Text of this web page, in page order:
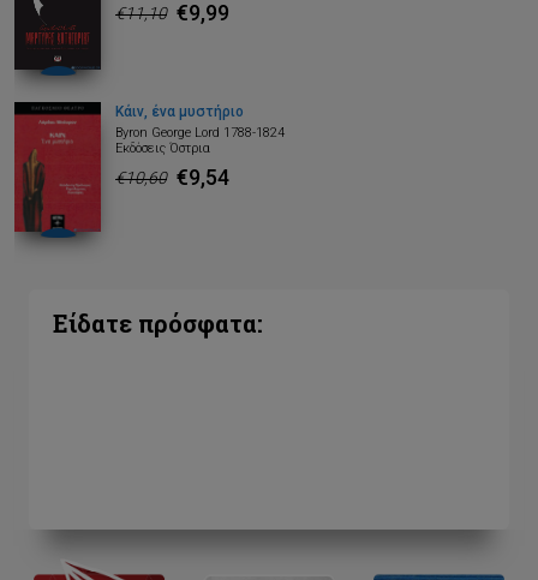
€11,10 €9,99
Κάιν, ένα μυστήριο
Byron George Lord 1788-1824
Εκδόσεις Όστρια
€10,60 €9,54
Είδατε πρόσφατα: